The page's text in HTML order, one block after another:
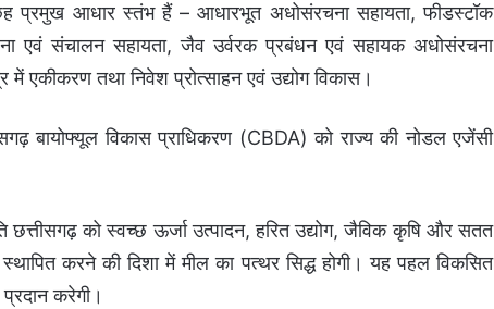
छह प्रमुख आधार स्तंभ हैं – आधारभूत अधोसंरचना सहायता, फीडस्टॉक
एवं संचालन सहायता, जैव उर्वरक प्रबंधन एवं सहायक अधोसंरचना
में एकीकरण तथा निवेश प्रोत्साहन एवं उद्योग विकास।
बायोफ्यूल विकास प्राधिकरण (CBDA) को राज्य की नोडल एजेंसी
छत्तीसगढ़ को स्वच्छ ऊर्जा उत्पादन, हरित उद्योग, जैविक कृषि और सतत
करने की दिशा में मील का पत्थर सिद्ध होगी। यह पहल विकसित
करेगी।